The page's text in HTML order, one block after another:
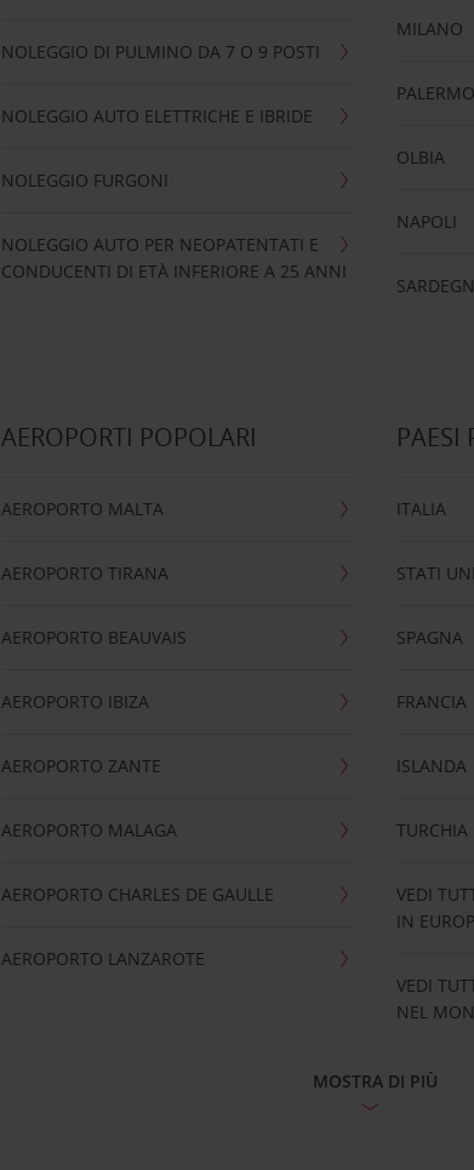
NOLEGGIO DI PULMINO DA 7 O 9 POSTI
NOLEGGIO AUTO ELETTRICHE E IBRIDE
NOLEGGIO FURGONI
NOLEGGIO AUTO PER NEOPATENTATI E
CONDUCENTI DI ETÀ INFERIORE A 25 ANNI
MILANO
PALERMO
OLBIA
NAPOLI
AEROPORTI POPOLARI
AEROPORTO MALTA
AEROPORTO TIRANA
AEROPORTO BEAUVAIS
AEROPORTO IBIZA
AEROPORTO ZANTE
AEROPORTO MALAGA
AEROPORTO CHARLES DE GAULLE
AEROPORTO LANZAROTE
PAESI
ITALIA
STATI
SPAGNA
FRANCIA
ISLANDA
TURCHIA
VEDI
IN
VEDI
NEL
MOSTRA DI PIÙ